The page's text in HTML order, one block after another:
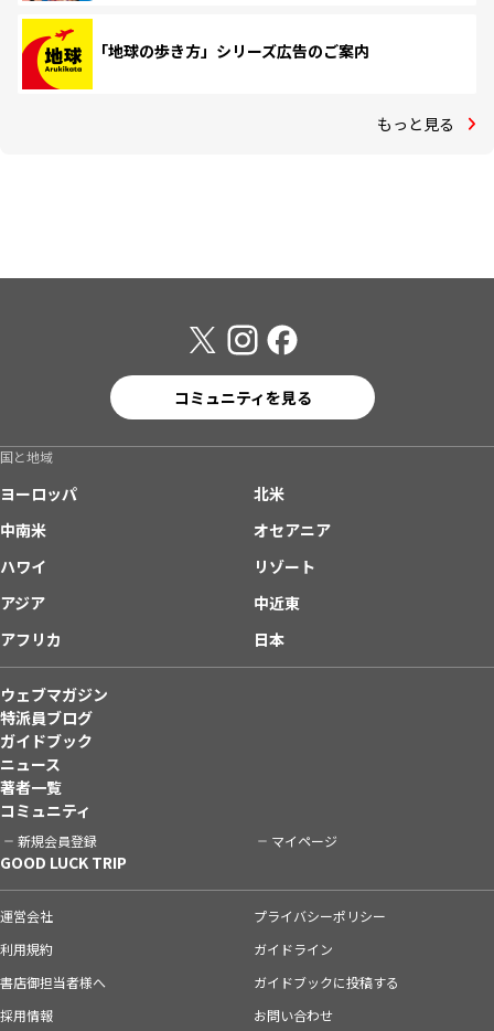
「地球の歩き方」シリーズ広告のご案内
もっと見る
コミュニティを見る
国と地域
ヨーロッパ
北米
中南米
オセアニア
ハワイ
リゾート
アジア
中近東
アフリカ
日本
ウェブマガジン
特派員ブログ
ガイドブック
ニュース
著者一覧
コミュニティ
新規会員登録 マイページ
GOOD LUCK TRIP
運営会社
プライバシーポリシー
利用規約
ガイドライン
書店御担当者様へ
ガイドブックに投稿する
採用情報
お問い合わせ